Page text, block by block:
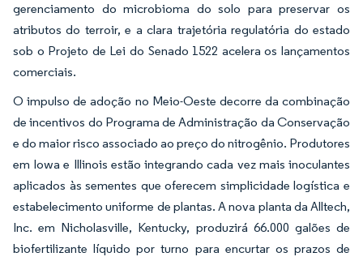
gerenciamento do microbioma do solo para preservar os
atributos do terroir, e a clara trajetória regulatória do estado
sob o Projeto de Lei do Senado 1522 acelera os lançamentos
comerciais.
O impulso de adoção no Meio-Oeste decorre da combinação
de incentivos do Programa de Administração da Conservação
e do maior risco associado ao preço do nitrogênio. Produtores
em Iowa e Illinois estão integrando cada vez mais inoculantes
aplicados às sementes que oferecem simplicidade logística e
estabelecimento uniforme de plantas. A nova planta da Alltech,
Inc. em Nicholasville, Kentucky, produzirá 66.000 galões de
biofertilizante líquido por turno para encurtar os prazos de